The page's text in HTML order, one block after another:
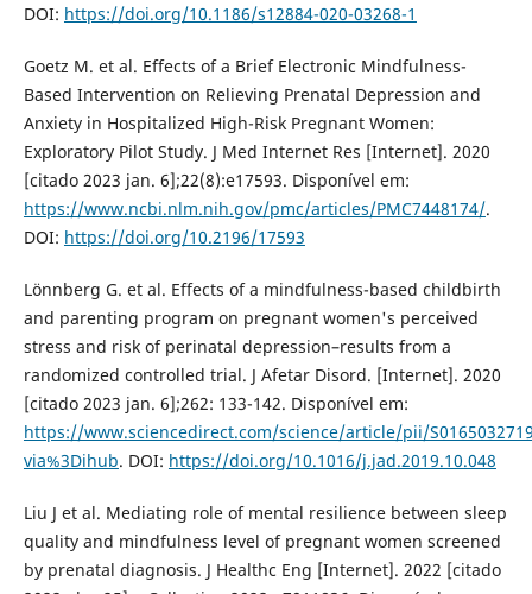
DOI: https://doi.org/10.1186/s12884-020-03268-1
Goetz M. et al. Effects of a Brief Electronic Mindfulness-
Based Intervention on Relieving Prenatal Depression and
Anxiety in Hospitalized High-Risk Pregnant Women:
Exploratory Pilot Study. J Med Internet Res [Internet]. 2020
[citado 2023 jan. 6];22(8):e17593. Disponível em:
https://www.ncbi.nlm.nih.gov/pmc/articles/PMC7448174/.
DOI: https://doi.org/10.2196/17593
Lönnberg G. et al. Effects of a mindfulness-based childbirth
and parenting program on pregnant women's perceived
stress and risk of perinatal depression–results from a
randomized controlled trial. J Afetar Disord. [Internet]. 2020
[citado 2023 jan. 6];262: 133-142. Disponível em:
https://www.sciencedirect.com/science/article/pii/
via%3Dihub. DOI: https://doi.org/10.1016/j.jad.2019.10.048
Liu J et al. Mediating role of mental resilience between sleep
quality and mindfulness level of pregnant women screened
by prenatal diagnosis. J Healthc Eng [Internet]. 2022 [citado